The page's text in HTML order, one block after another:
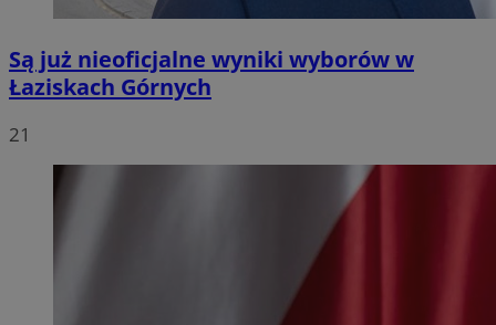
Są już nieoficjalne wyniki wyborów w
Łaziskach Górnych
21